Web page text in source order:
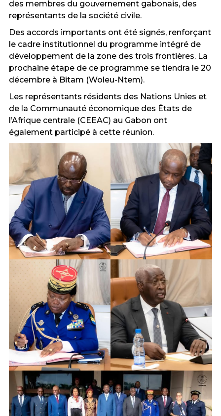
des membres du gouvernement gabonais, des
représentants de la société civile.
Des accords importants ont été signés, renforçant
le cadre institutionnel du programme intégré de
développement de la zone des trois frontières. La
prochaine étape de ce programme se tiendra le 20
décembre à Bitam (Woleu-Ntem).
Les représentants résidents des Nations Unies et
de la Communauté économique des États de
l’Afrique centrale (CEEAC) au Gabon ont
également participé à cette réunion.